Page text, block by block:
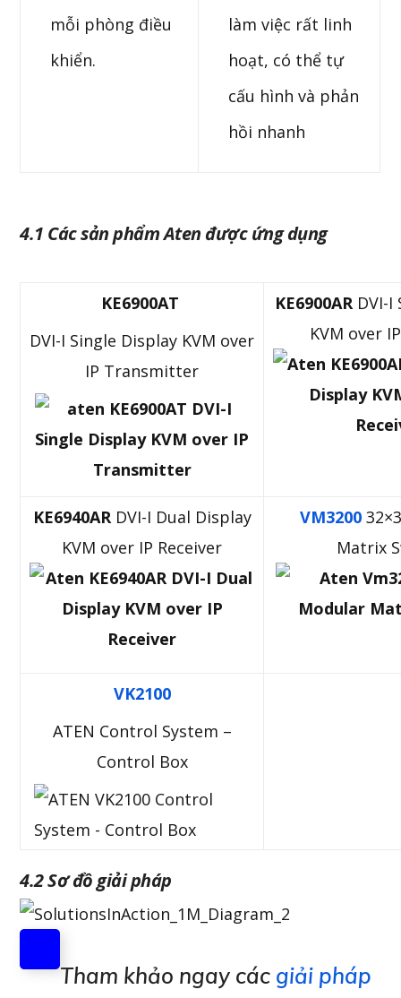
mỗi phòng điều
khiển.
làm việc rất linh
hoạt, có thể tự
cấu hình và phản
hồi nhanh
4.1 Các sản phẩm Aten được ứng dụng
KE6900AT
DVI-I Single Display KVM over
IP Transmitter
KE6900ARDVI-I
KVM over
KE6940ARDVI-I Dual Display
KVM over IP Receiver
VM3200
Matrix
VK2100
ATEN Control System –
Control Box
4.2 Sơ đồ giải pháp
Tham khảo ngay các giải pháp